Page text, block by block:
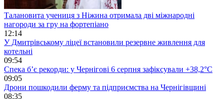
Талановита учениця з Ніжина отримала дві міжнародні
нагороди за гру на фортепіано
12:14
У Дмитрівському ліцеї встановили резервне живлення для
котельні
09:54
Спека б’є рекорди: у Чернігові 6 серпня зафіксували +38,2°С
09:05
Дрони пошкодили ферму та підприємства на Чернігівщині
08:35